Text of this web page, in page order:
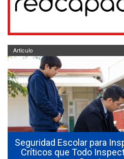
Seguridad Escolar para
Críticos que Todo
Artículo